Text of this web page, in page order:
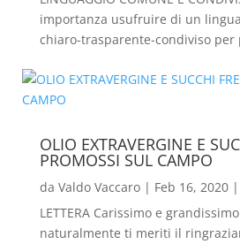
importanza usufruire di un
chiaro-trasparente-condiviso per
OLIO EXTRAVERGINE E
PROMOSSI SUL CAMPO
da Valdo Vaccaro| Feb 16, 2020|
LETTERA Carissimo e
naturalmente ti meriti il